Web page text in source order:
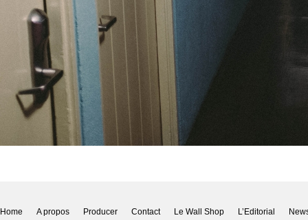
Home A propos Producer Contact Le Wall Shop L’Editorial